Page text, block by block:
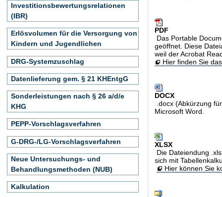
PDF
Das Portable
geöffnet. Diese
weil der Acrobat
Hier finden Sie
DOCX
.docx (Abkürzung
Microsoft Word.
XLSX
Die Dateiendung
sich mit
Hier können Sie
Investitionsbewertungsrelationen
(IBR)
Erlösvolumen für die Versorgung von
Kindern und Jugendlichen
DRG-Systemzuschlag
Datenlieferung gem. § 21 KHEntgG
Sonderleistungen nach § 26 a/d/e
KHG
PEPP-Vorschlagsverfahren
G-DRG-/LG-Vorschlagsverfahren
Neue Untersuchungs- und
Behandlungsmethoden (NUB)
Kalkulation